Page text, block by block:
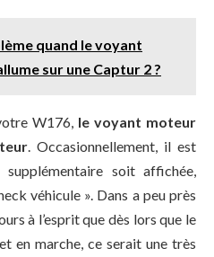
quand le voyant
sur une Captur 2 ?
W176, le voyant moteur
. Occasionnellement, il est
supplémentaire soit affichée,
véhicule ». Dans a peu près
à l’esprit que dès lors que le
en marche, ce serait une très